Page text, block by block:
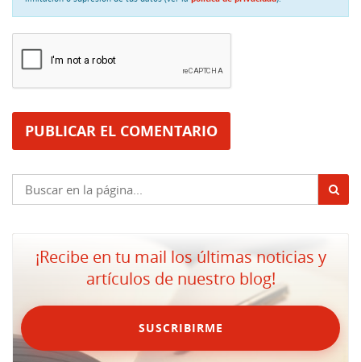
¡Recibe en tu mail los últimas noticias y
artículos de nuestro blog!
SUSCRIBIRME